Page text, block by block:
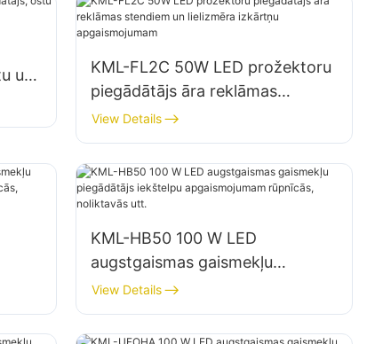
un
KML-FL2C 50W LED prožektoru
piegādātājs āra reklāmas
stendiem un lielizmēra izkārtņu
apgaismojumam
View Details
KML-HB50 100 W LED
augstgaismas gaismekļu
piegādātājs iekštelpu
apgaismojumam rūpnīcās,
noliktavās utt.
View Details